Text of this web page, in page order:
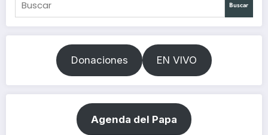
Buscar
Donaciones EN VIVO
Agenda del Papa